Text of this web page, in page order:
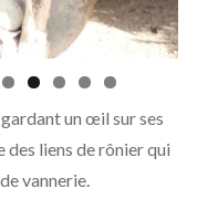
un œil sur ses
des liens de rônier qui
vannerie.